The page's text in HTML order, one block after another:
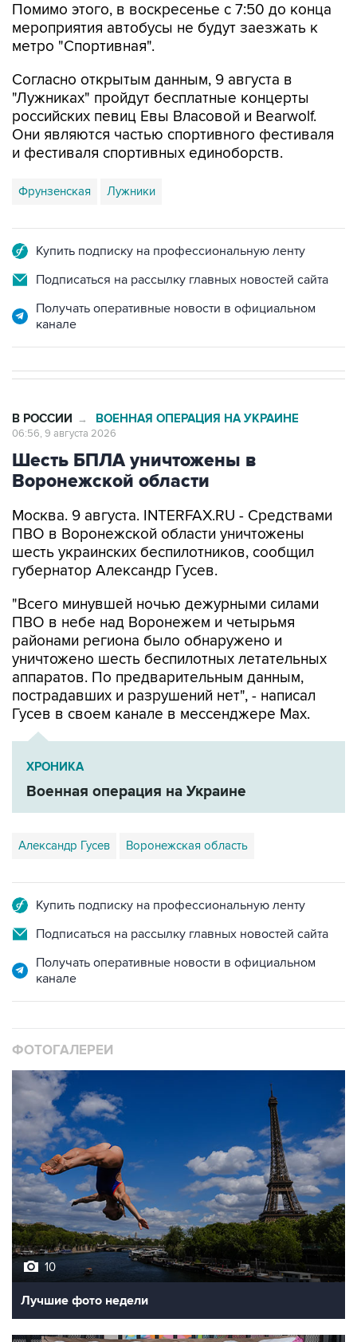
Помимо этого, в воскресенье с 7:50 до конца
мероприятия автобусы не будут заезжать к
метро "Спортивная".
Согласно открытым данным, 9 августа в
"Лужниках" пройдут бесплатные концерты
российских певиц Евы Власовой и Bearwolf.
Они являются частью спортивного фестиваля
и фестиваля спортивных единоборств.
Фрунзенская Лужники
Купить подписку на профессиональную ленту
Подписаться на рассылку главных новостей сайта
Получать оперативные новости в официальном
канале
В РОССИИ → ВОЕННАЯ ОПЕРАЦИЯ НА УКРАИНЕ
06:56, 9 августа 2026
Шесть БПЛА уничтожены в
Воронежской области
Москва. 9 августа. INTERFAX.RU - Средствами
ПВО в Воронежской области уничтожены
шесть украинских беспилотников, сообщил
губернатор Александр Гусев.
"Всего минувшей ночью дежурными силами
ПВО в небе над Воронежем и четырьмя
районами региона было обнаружено и
уничтожено шесть беспилотных летательных
аппаратов. По предварительным данным,
пострадавших и разрушений нет", - написал
Гусев в своем канале в мессенджере Max.
ХРОНИКА
Военная операция на Украине
Александр Гусев Воронежская область
Купить подписку на профессиональную ленту
Подписаться на рассылку главных новостей сайта
Получать оперативные новости в официальном
канале
ФОТОГАЛЕРЕИ
10
Лучшие фото недели